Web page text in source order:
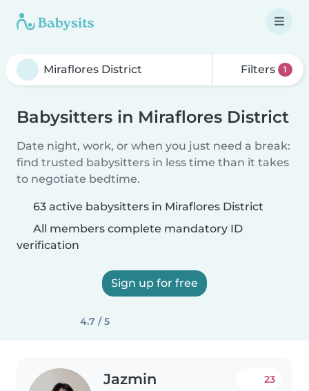
Filters 1
Babysitters in Miraflores District
Date night, work, or when you just need a break:
find trusted babysitters in less time than it takes
to negotiate bedtime.
63 active babysitters in Miraflores District
All members complete mandatory ID
verification
Sign up for free
4.7 / 5
Jazmin 23